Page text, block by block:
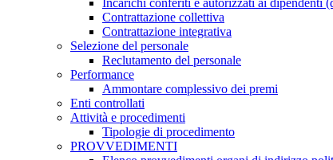
Incarichi conferiti e autorizzati ai dipendenti
Contrattazione collettiva
Contrattazione integrativa
Selezione del personale
Reclutamento del personale
Performance
Ammontare complessivo dei premi
Enti controllati
Attività e procedimenti
Tipologie di procedimento
PROVVEDIMENTI